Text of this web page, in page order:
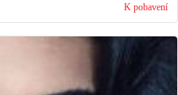
K pobavení